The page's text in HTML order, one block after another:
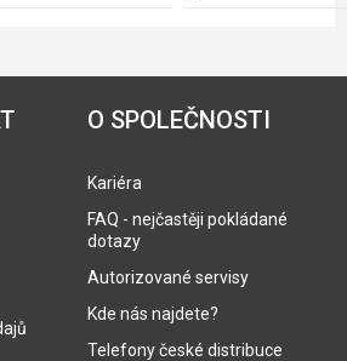
O SPOLEČNOSTI
Kariéra
FAQ - nejčastěji pokládané
dotazy
Autorizované servisy
Kde nás najdete?
Telefony české distribuce